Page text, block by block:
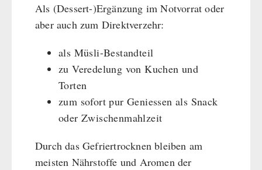
Als (Dessert-)Ergänzung im Notvorrat oder
aber auch zum Direktverzehr:
als Müsli-Bestandteil
zu Veredelung von Kuchen und
Torten
zum sofort pur Geniessen als Snack
oder Zwischenmahlzeit
Durch das Gefriertrocknen bleiben am
meisten Nährstoffe und Aromen der